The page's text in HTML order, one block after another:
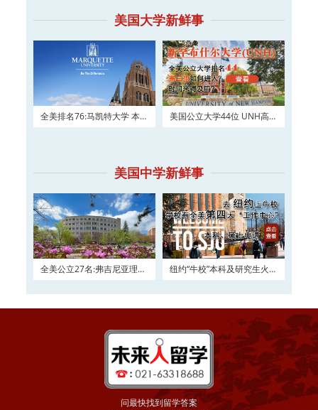
美国大学新鲜事
全美排名76:马凯特大学 本科
美国公立大学44位 UNH高三
美国中学新鲜事
全美公立27名:弗吉尼亚理工
纽约“牛校”本科及研究生火热
问最快找到留学答案